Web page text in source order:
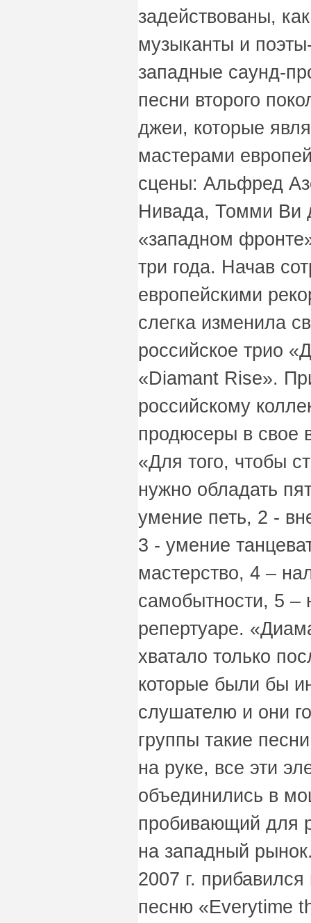
задействованы,
музыканты и
западные саунд-
песни второго
джеи, которые
мастерами
сцены: Альфред
Нивада, Томми Ви
«западном
три года. Начав
европейскими
слегка изменила
российское трио
«Diamant Rise».
российскому
продюсеры в свое
«Для того, чтобы
нужно обладать
умение петь, 2 -
3 - умение
мастерство, 4 –
самобытности, 5 –
репертуаре.
хватало только
которые были бы
слушателю и они
группы такие
на руке, все эти
объединились в
пробивающий для
на западный
2007 г.
песню «Everytime